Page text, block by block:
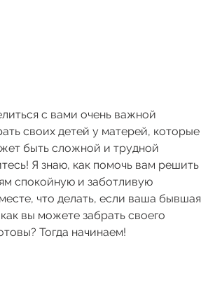
с вами очень важной
своих детей у матерей, которые
быть сложной и трудной
Я знаю, как помочь вам решить
спокойную и заботливую
что делать, если ваша бывшая
вы можете забрать своего
Тогда начинаем!